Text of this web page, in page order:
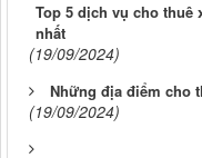
Top 5 dịch vụ cho thuê
nhất
(19/09/2024)
Những địa điểm cho
(19/09/2024)